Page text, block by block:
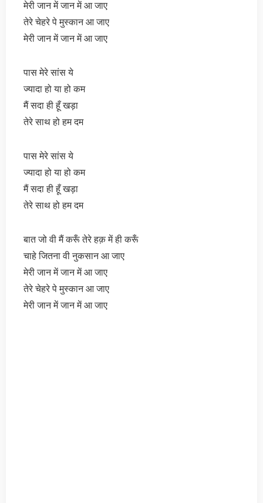
मेरी जान में जान में आ जाए
तेरे चेहरे पे मुस्कान आ जाए
मेरी जान में जान में आ जाए
पास मेरे सांस ये
ज्यादा हो या हो कम
मैं सदा ही हूँ खड़ा
तेरे साथ हो हम दम
पास मेरे सांस ये
ज्यादा हो या हो कम
मैं सदा ही हूँ खड़ा
तेरे साथ हो हम दम
बात जो वी मैं करूँ तेरे हक़ में ही करूँ
चाहे जितना वी नुकसान आ जाए
मेरी जान में जान में आ जाए
तेरे चेहरे पे मुस्कान आ जाए
मेरी जान में जान में आ जाए